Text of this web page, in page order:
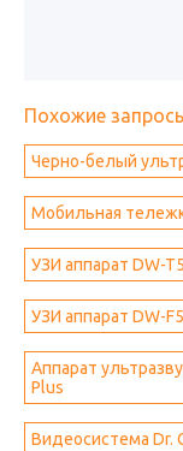
Похожие
Черно-белый
Мобильная
УЗИ аппарат DW-
УЗИ аппарат DW-
Аппарат
Plus
Видеосистема Dr.